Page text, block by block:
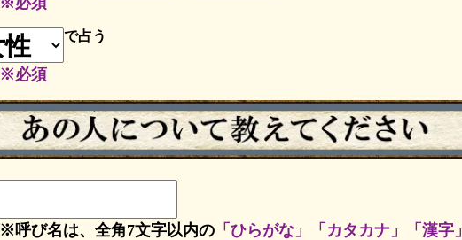
で占う
※必須
※呼び名は、全角7文字以内の「ひらがな」「カタカナ」「漢字」